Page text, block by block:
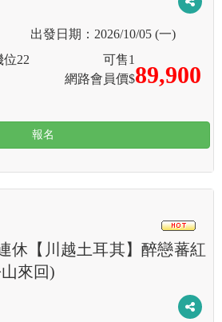
2026/10/05 (一)
網路會員價$89,900
位22 可售1
報名
休【川越土耳其】醉戀蕃紅
來回)